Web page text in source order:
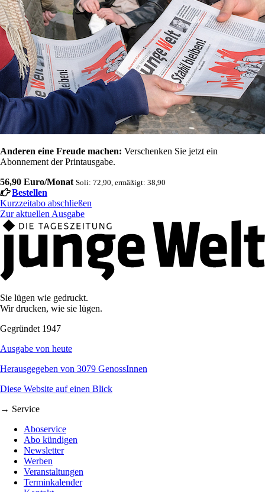
Anderen eine Freude machen: Verschenken Sie jetzt ein
Abonnement der Printausgabe.
56,90 Euro/Monat Soli: 72,90, ermäßigt: 38,90
Bestellen
Kurzzeitabo abschließen
Zur aktuellen Ausgabe
Sie lügen wie gedruckt.
Wir drucken, wie sie lügen.
Gegründet 1947
Ausgabe von heute
Herausgegeben von 3079 GenossInnen
Diese Website auf einen Blick
→ Service
Aboservice
Abo kündigen
Newsletter
Werben
Veranstaltungen
Terminkalender